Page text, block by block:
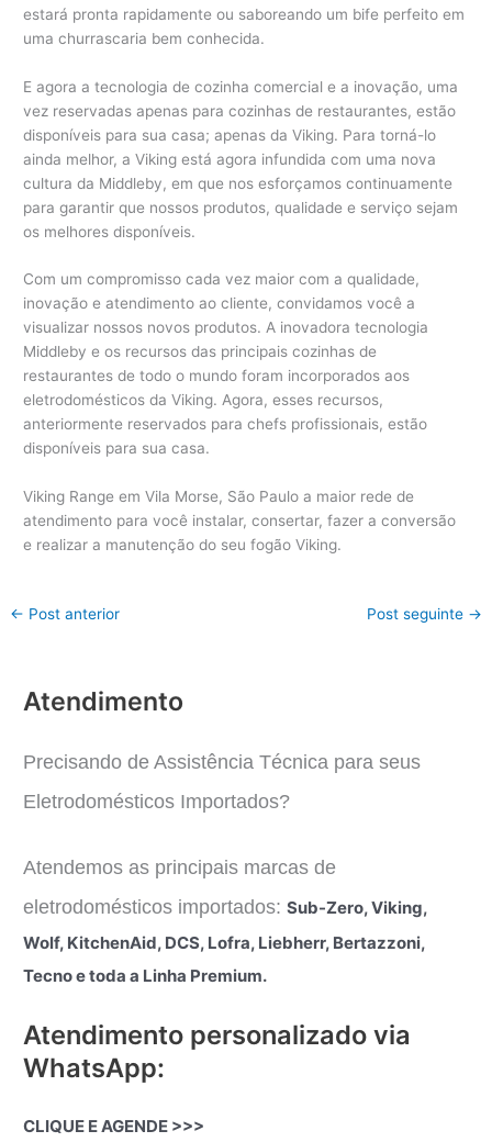
estará pronta rapidamente ou saboreando um bife perfeito em
uma churrascaria bem conhecida.
E agora a tecnologia de cozinha comercial e a inovação, uma
vez reservadas apenas para cozinhas de restaurantes, estão
disponíveis para sua casa; apenas da Viking. Para torná-lo
ainda melhor, a Viking está agora infundida com uma nova
cultura da Middleby, em que nos esforçamos continuamente
para garantir que nossos produtos, qualidade e serviço sejam
os melhores disponíveis.
Com um compromisso cada vez maior com a qualidade,
inovação e atendimento ao cliente, convidamos você a
visualizar nossos novos produtos.A inovadora tecnologia
Middleby e os recursos das principais cozinhas de
restaurantes de todo o mundo foram incorporados aos
eletrodomésticos da Viking.Agora, esses recursos,
anteriormente reservados para chefs profissionais, estão
disponíveis para sua casa.
Viking Range em Vila Morse, São Paulo a maior rede de
atendimento para você instalar, consertar, fazer a conversão
e realizar a manutenção do seu fogão Viking.
← Post anterior Post seguinte →
Atendimento
Precisando de Assistência Técnica para seus
Eletrodomésticos Importados?
Atendemos as principais marcas de
eletrodomésticos importados:Sub-Zero, Viking,
Wolf, KitchenAid, DCS, Lofra, Liebherr, Bertazzoni,
Tecno e toda a Linha Premium.
Atendimento personalizado via
WhatsApp:
CLIQUE E AGENDE >>>